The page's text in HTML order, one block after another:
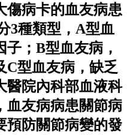
傷病卡的血友病患
3種類型，A型血
；B型血友病，
C型血友病，缺乏
醫院內科部血液科
血友病病患關節病
預防關節病變的發